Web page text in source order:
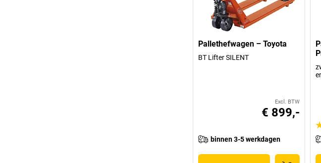
Pallethefwagen – Toyota
BT Lifter SILENT
Excl. BTW
€ 899,-
binnen 3-5 werkdagen